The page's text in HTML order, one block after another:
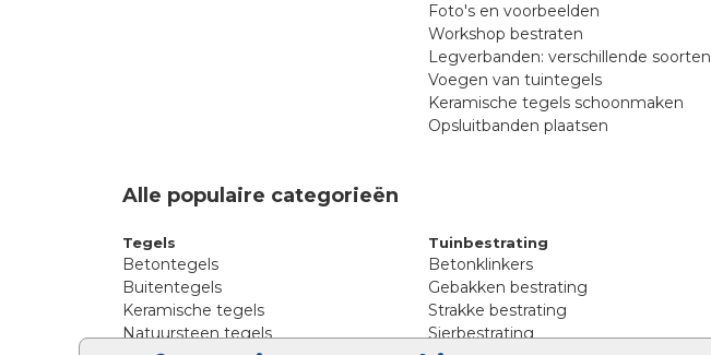
Foto's en voorbeelden
Workshop bestraten
Legverbanden: verschillende soorten
Voegen van tuintegels
Keramische tegels schoonmaken
Opsluitbanden plaatsen
Alle populaire categorieën
Tegels
Betontegels
Buitentegels
Keramische tegels
Natuursteen tegels
Tuinbestrating
Betonklinkers
Gebakken bestrating
Strakke bestrating
Sierbestrating